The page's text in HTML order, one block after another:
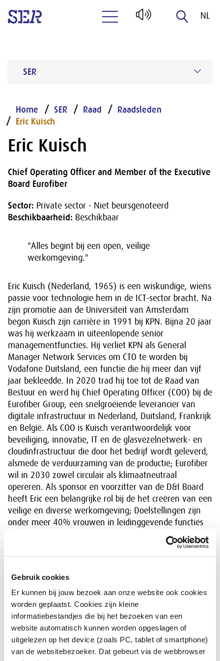
Gebruik cookies
Er kunnen bij jouw bezoek aan onze website ook cookies
worden geplaatst. Cookies zijn kleine
informatiebestandjes die bij het bezoeken van een
website automatisch kunnen worden opgeslagen of
uitgelezen op het device (zoals PC, tablet of smartphone)
van de websitebezoeker. Dat gebeurt via de webbrowser
NL
SER
Home SER Raad
Raadsleden
Eric Kuisch
Eric Kuisch
Chief Operating Officer and Member of the Executive
Board Eurofiber
Sector: Private sector - Niet beursgenoteerd
Beschikbaarheid: Beschikbaar
"Alles begint bij een open, veilige
werkomgeving."
Eric Kuisch (Nederland, 1965) is een wiskundige, wiens
passie voor technologie hem in de ICT-sector bracht. Na
zijn promotie aan de Universiteit van Amsterdam
begon Kuisch zijn carrière in 1991 bij KPN. Bijna 20 jaar
was hij werkzaam in uiteenlopende senior
managementfuncties. Hij verliet KPN als General
Manager Network Services om CTO te worden bij
Vodafone Duitsland, een functie die hij meer dan vijf
jaar bekleedde. In 2020 trad hij toe tot de Raad van
Bestuur en werd hij Chief Operating Officer (COO) bij de
Eurofiber Group, een snelgroeiende leverancier van
digitale infrastructuur in Nederland, Duitsland, Frankrijk
en België. Als COO is Kuisch verantwoordelijk voor
beveiliging, innovatie, IT en de glasvezelnetwerk- en
cloudinfrastructuur die door het bedrijf wordt geleverd,
alsmede de verduurzaming van de productie; Eurofiber
wil in 2030 zowel circulair als klimaatneutraal
opereren. Als sponsor en voorzitter van de D&I Board
heeft Eric een belangrijke rol bij de het creëren van een
veilige en diverse werkomgeving; Doelstellingen zijn
onder meer 40% vrouwen in leidinggevende functies
in 2028 (2023: 22%). In aanvulling op zijn functie
binnen Eurofiber, is Eric maatschappelijk onder meer
actief als lid van de adviesraad van Rightbrains, een
ICT-sector. Daarnaast is hij voorzitter van de Raad van
Toezicht van Tearfund, een christelijke
ontwikkelingsorganisatie die armoede in meer dan 50
landen bestrijdt, en is hij lid van de Adviesraden van de
Universiteit van Amsterdam (faculteit Economie en
Bedrijfskunde) en HR-adviesbureau Ribbonwood. In
2020 publiceerde Eric het boek ‘Paradijsvogels’, waarin